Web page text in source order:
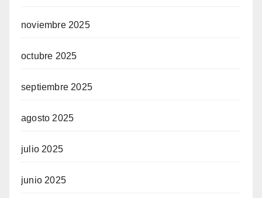
noviembre 2025
octubre 2025
septiembre 2025
agosto 2025
julio 2025
junio 2025